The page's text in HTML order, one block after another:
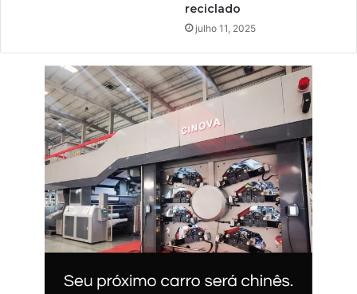
reciclado
julho 11, 2025